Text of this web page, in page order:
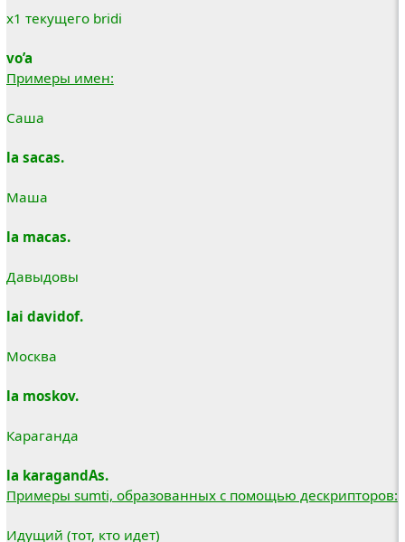
x1 текущего bridi
vo’a
Примеры имен:
Саша
la sacas.
Маша
la macas.
Давыдовы
lai davidof.
Москва
la moskov.
Караганда
la karagandAs.
Примеры sumti, образованных с помощью дескрипторов:
Идущий (тот, кто идет)